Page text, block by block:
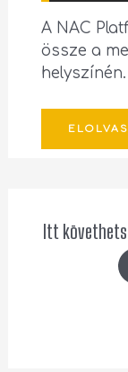
A NAC
össze a
helyszínén.
Itt